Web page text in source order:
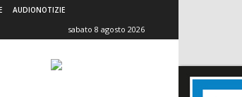
AUDIONOTIZIE
sabato 8 agosto 2026